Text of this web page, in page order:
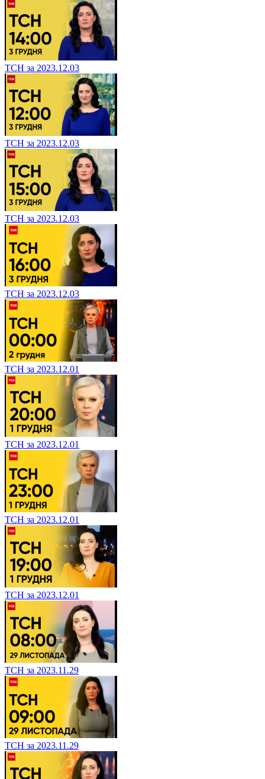
ТСН за 2023.12.03
ТСН за 2023.12.03
ТСН за 2023.12.03
ТСН за 2023.12.03
ТСН за 2023.12.01
ТСН за 2023.12.01
ТСН за 2023.12.01
ТСН за 2023.12.01
ТСН за 2023.11.29
ТСН за 2023.11.29